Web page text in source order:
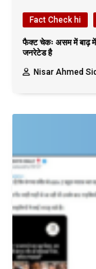
Fact Check hi
फैक्ट चेकः असम में बाढ़ में
जनरेटेड है
Nisar Ahmed